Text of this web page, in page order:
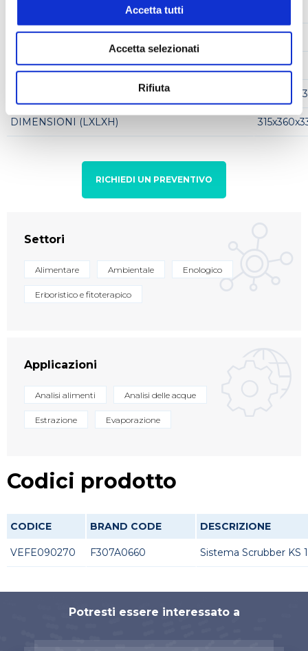
Accetta tutti
Accetta selezionati
Rifiuta
CAPACITÀ TANICHE IN VETRO
POTENZA ASSORBITA 130 W
CORRENTE ASSORBITA 500 mA
11 Kg
DIMENSIONI (LXLXH)
RICHIEDI UN PREVENTIVO
Settori
Alimentare Ambientale Enologico
Erboristico e fitoterapico
Applicazioni
Analisi alimenti Analisi delle acque
Estrazione Evaporazione
Codici prodotto
CODICE BRAND CODE DESCRIZIONE
VEFE090270 F307A0660 Sistema Scrubber KS
Potresti essere interessato a